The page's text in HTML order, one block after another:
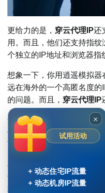
更给力的是， 穿云代理IP还
用。而且，他们还支持指
个独立的IP地址和浏览器指
想象一下，你用逍遥模拟
远在海外的一个高匿名度
的问题。而且， 穿云代理IP
这对于很多需要进行海外
借助穿云代理IP提供的稳定
而被限制。
再比如说，有些朋友需要
识别出来，影响调查结果
轻松地模拟成海外用户的身
×
试用活动
+ 动态住宅IP流量
+ 动态机房IP流量